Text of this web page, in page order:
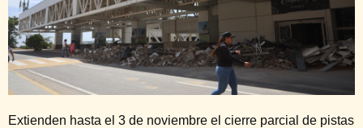
Extienden hasta el 3 de noviembre el cierre parcial de pistas